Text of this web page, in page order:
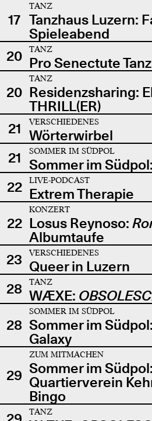
17
TANZ
Tanzhaus Luzern:
Spieleabend
20
TANZ
Pro Senectute
20
TANZ
Residenzsharing:
THRILL(ER)
21
VERSCHIEDENES
Wörterwirbel
21
SOMMER IM SÜDPOL
Sommer im
22
LIVE-PODCAST
Extrem Therapie
22
KONZERT
Losus Reynoso:
Albumtaufe
23
VERSCHIEDENES
Queer in Luzern
28
TANZ
WÆXE:
28
SOMMER IM SÜDPOL
Sommer im
Galaxy
29
ZUM MITMACHEN
Sommer im Südpol:
Quartierverein
Bingo
TANZ